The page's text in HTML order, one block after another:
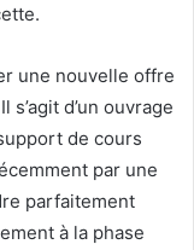
une nouvelle offre
d’un ouvrage
de cours
par une
parfaitement
à la phase